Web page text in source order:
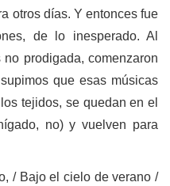
otros días. Y entonces fue
de lo inesperado. Al
prodigada, comenzaron
que esas músicas
tejidos, se quedan en el
no) y vuelven para
/ Bajo el cielo de verano /